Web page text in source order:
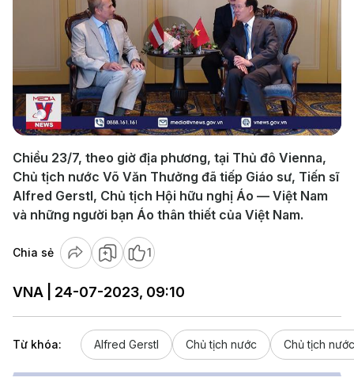
Play
Video
Chiều 23/7, theo giờ địa phương, tại Thủ đô Vienna,
Chủ tịch nước Võ Văn Thưởng đã tiếp Giáo sư, Tiến sĩ
Alfred Gerstl, Chủ tịch Hội hữu nghị Áo — Việt Nam
và những người bạn Áo thân thiết của Việt Nam.
Chia sẻ 1
VNA | 24-07-2023, 09:10
Từ khóa: Alfred Gerstl Chủ tịch nước Chủ tịch